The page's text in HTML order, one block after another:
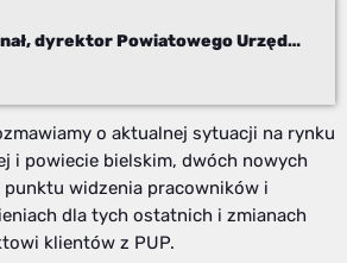
Marek Hetnał, dyrektor Powiatowego Urzędu Pracy w Bielsku-Białej
o aktualnej sytuacji na rynku
i powiecie bielskim, dwóch nowych
widzenia pracowników i
dla tych ostatnich i zmianach
klientów z PUP.